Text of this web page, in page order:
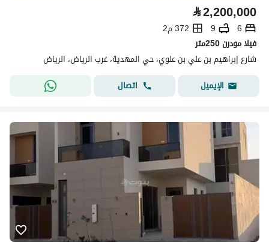
⃁2,200,000
6
9
372 م2
فيلا مودرن 250متر
شارع إبراهيم بن علي بن علوي، حي المهدية، غرب الرياض، الرياض
الإيميل
اتصال